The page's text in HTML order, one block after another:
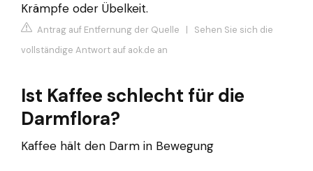
Krämpfe oder Übelkeit.
Antrag auf Entfernung der Quelle | Sehen Sie sich die
vollständige Antwort auf aok.de an
Ist Kaffee schlecht für die
Darmflora?
Kaffee hält den Darm in Bewegung